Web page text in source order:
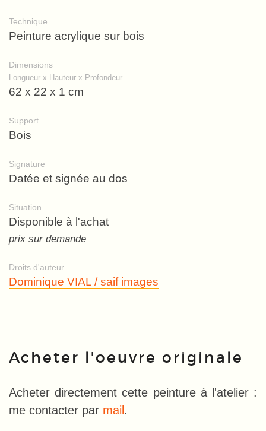
Technique
Peinture acrylique sur bois
Dimensions
Longueur x Hauteur x Profondeur
62 x 22 x 1 cm
Support
Bois
Signature
Datée et signée au dos
Situation
Disponible à l'achat
prix sur demande
Droits d'auteur
Dominique VIAL / saif images
Acheter l'oeuvre originale
Acheter directement cette peinture à l'atelier :
me contacter par mail .